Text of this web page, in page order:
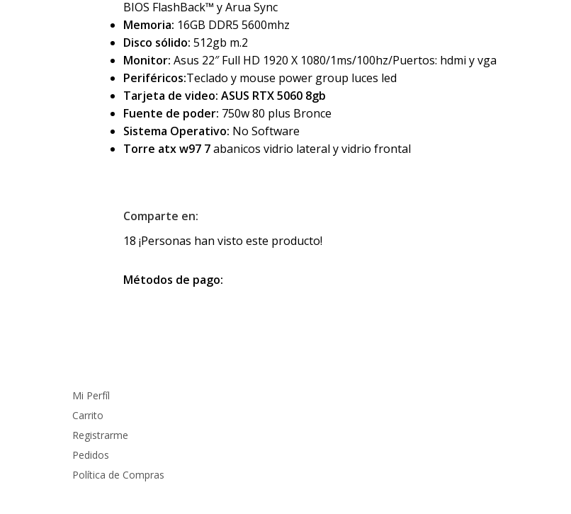
BIOS FlashBack™ y Arua Sync
Memoria: 16GB DDR5 5600mhz
Disco sólido: 512gb m.2
Monitor: Asus 22″ Full HD 1920 X 1080/1ms/100hz/Puertos: hdmi y vga
Periféricos:Teclado y mouse power group luces led
Tarjeta de video: ASUS RTX 5060 8gb
Fuente de poder: 750w 80 plus Bronce
Sistema Operativo: No Software
Torre atx w97 7abanicos vidrio lateral y vidrio frontal
Comparte en:
18 ¡Personas han visto este producto!
Métodos de pago:
Mi Perfíl
Carrito
Registrarme
Pedidos
Política de Compras